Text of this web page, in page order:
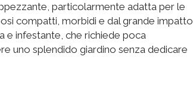
particolarmente adatta per le
compatti, morbidi e dal grande impatto
e infestante, che richiede poca
uno splendido giardino senza dedicare